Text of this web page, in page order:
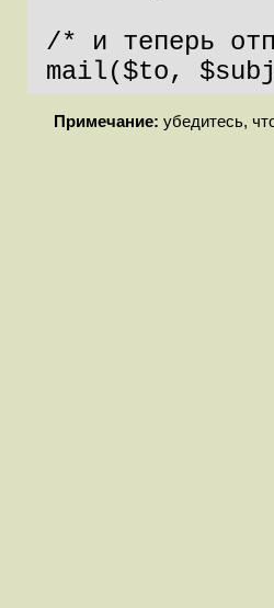
/* и теперь
mail($to,
Примечание: убедитесь,